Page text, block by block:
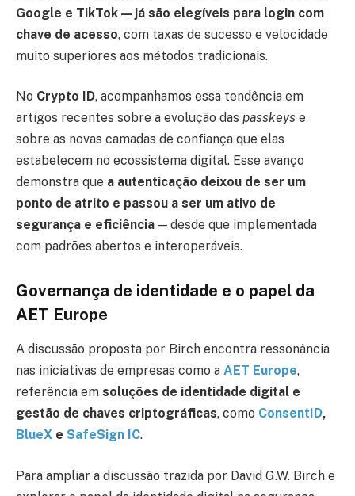
Google e TikTok — já são elegíveis para login com
chave de acesso, com taxas de sucesso e velocidade
muito superiores aos métodos tradicionais.
No Crypto ID, acompanhamos essa tendência em
artigos recentes sobre a evolução das passkeys e
sobre as novas camadas de confiança que elas
estabelecem no ecossistema digital. Esse avanço
demonstra que a autenticação deixou de ser um
ponto de atrito e passou a ser um ativo de
segurança e eficiência — desde que implementada
com padrões abertos e interoperáveis.
Governança de identidade e o papel da
AET Europe
A discussão proposta por Birch encontra ressonância
nas iniciativas de empresas como a AET Europe,
referência em soluções de identidade digital e
gestão de chaves criptográficas, como ConsentID,
BlueX e SafeSign IC.
Para ampliar a discussão trazida por David G.W. Birch e